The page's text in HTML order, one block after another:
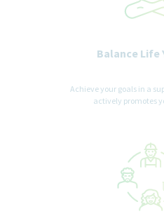
Balance Life
Achieve your goals in a
actively promotes